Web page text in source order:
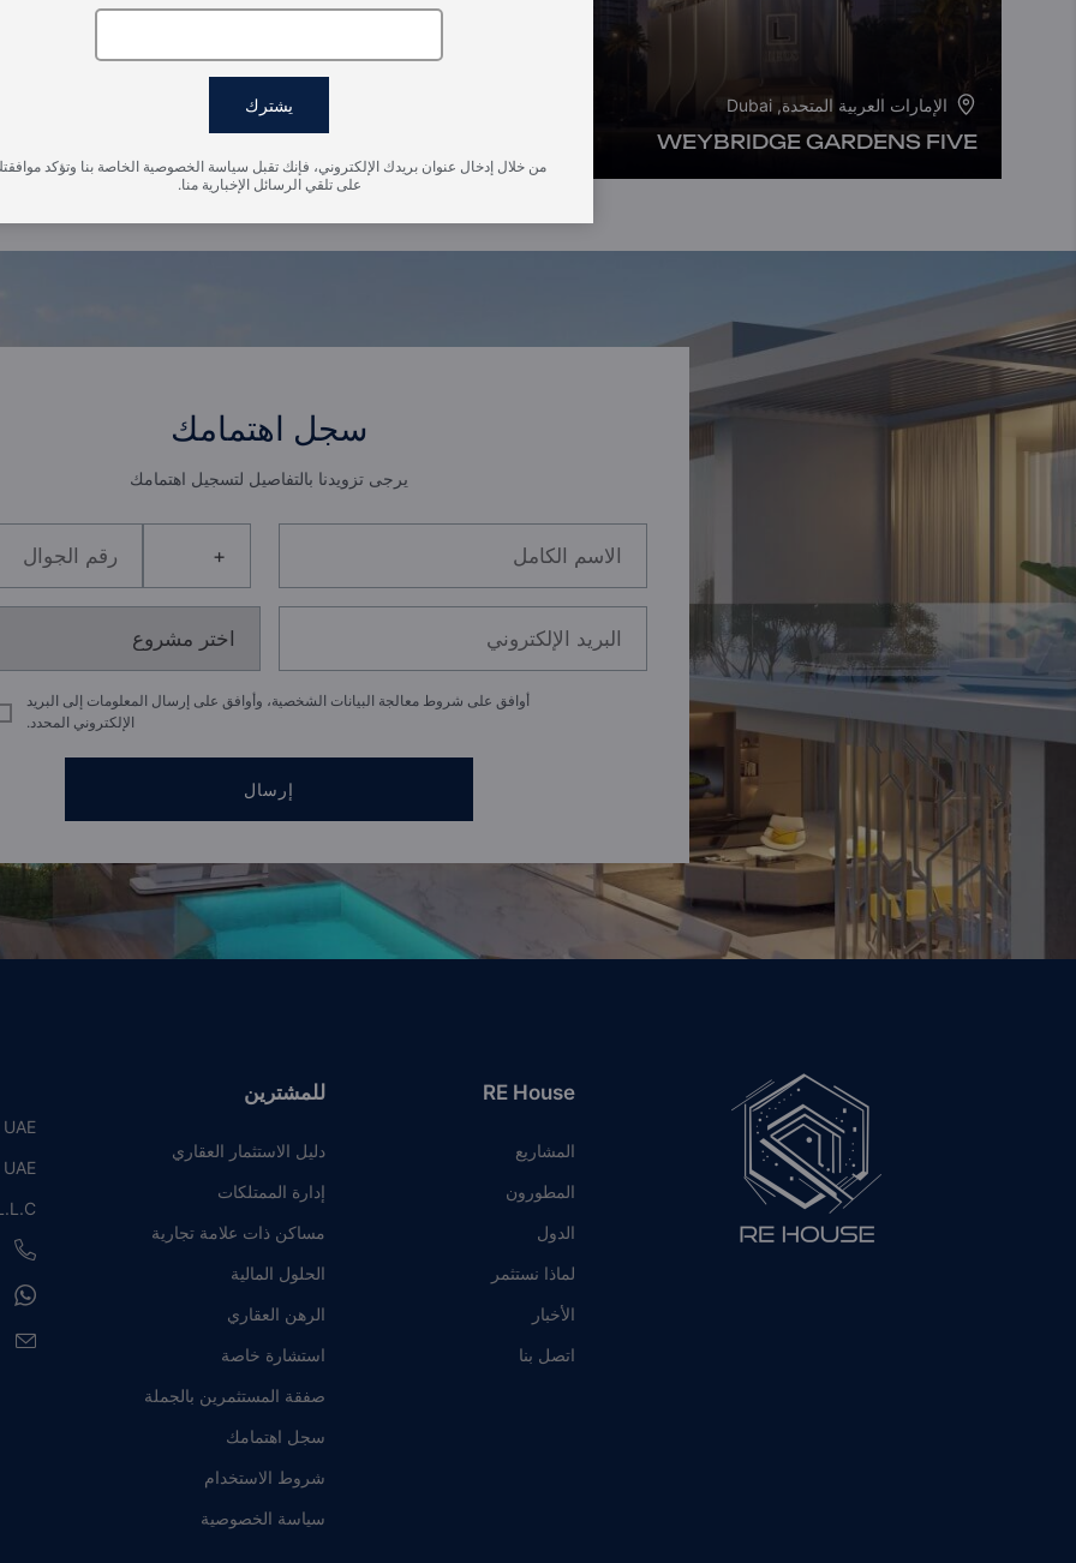
الإمارات العربية المتحدة, Dubai
WEYBRIDGE GARDENS FIVE
سجل اهتمامك
يرجى تزويدنا بالتفاصيل لتسجيل اهتمامك
أوافق على شروط معالجة البيانات الشخصية، وأوافق على إرسال المعلومات إلى البريد
الإلكتروني المحدد.
إرسال
RE House
المشاريع
المطورون
الدول
لماذا نستثمر
الأخبار
اتصل بنا
للمشترين
دليل الاستثمار العقاري
إدارة الممتلكات
مساكن ذات علامة تجارية
الحلول المالية
الرهن العقاري
استشارة خاصة
صفقة المستثمرين بالجملة
سجل اهتمامك
شروط الاستخدام
سياسة الخصوصية
يشترك
من خلال إدخال عنوان بريدك الإلكتروني، فإنك تقبل سياسة الخصوصية الخاصة بنا وتؤكد
على تلقي الرسائل الإخبارية منا.